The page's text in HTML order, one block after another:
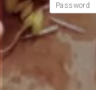
Password